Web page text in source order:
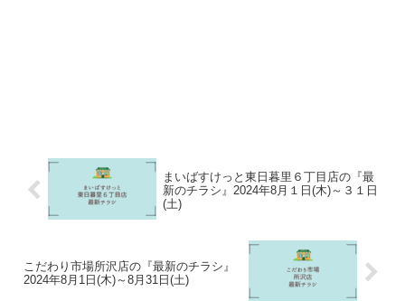
まいばすけっと東日暮里６丁目店の『最
新のチラシ』2024年8月１日(木)～３１日
(土)
こだわり市場所沢店の『最新のチラシ』
2024年8月1日(木)～8月31日(土)